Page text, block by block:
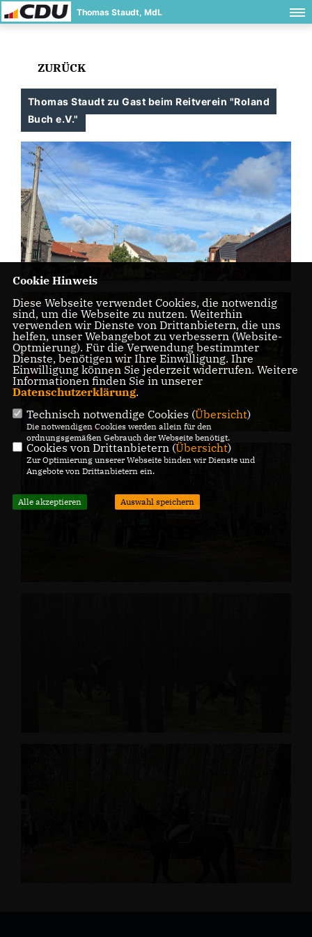
Thomas Staudt, MdL
ZURÜCK
Thomas Staudt zu Gast beim Reitverein "Roland
Buch e.V."
Cookie Hinweis
Diese Webseite verwendet Cookies, die notwendig
sind, um die Webseite zu nutzen. Weiterhin
verwenden wir Dienste von Drittanbietern, die uns
helfen, unser Webangebot zu verbessern (Website-
Optmierung). Für die Verwendung bestimmter
Dienste, benötigen wir Ihre Einwilligung. Ihre
Einwilligung können Sie jederzeit widerrufen. Weitere
Informationen finden Sie in unserer
Datenschutzerklärung.
Technisch notwendige Cookies (Übersicht)
Die notwendigen Cookies werden allein für den
ordnungsgemäßen Gebrauch der Webseite benötigt.
Cookies von Drittanbietern (Übersicht)
Zur Optimierung unserer Webseite binden wir Dienste und
Angebote von Drittanbietern ein.
Alle akzeptieren Auswahl speichern